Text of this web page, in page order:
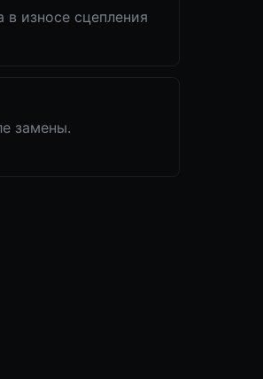
износе сцепления
замены.